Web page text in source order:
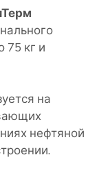
75 кг и
на
нефтяной